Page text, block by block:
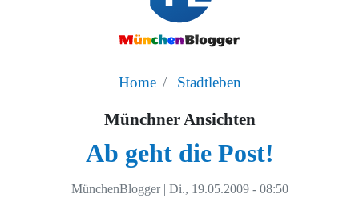
Home Stadtleben
Münchner Ansichten
Ab geht die Post!
MünchenBlogger | Di., 19.05.2009 - 08:50